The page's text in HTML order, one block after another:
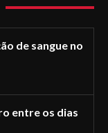
de sangue no
entre os dias